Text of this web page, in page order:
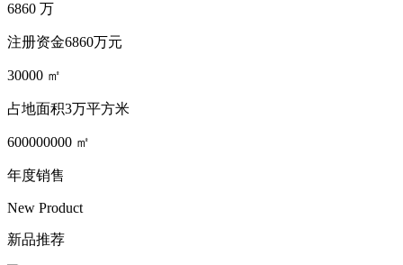
6860 万
注册资金6860万元
30000 ㎡
占地面积3万平方米
600000000 ㎡
年度销售
New Product
新品推荐